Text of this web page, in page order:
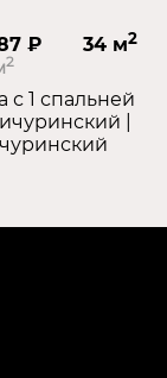
₽ 34 м2
2
с 1 спальней
|